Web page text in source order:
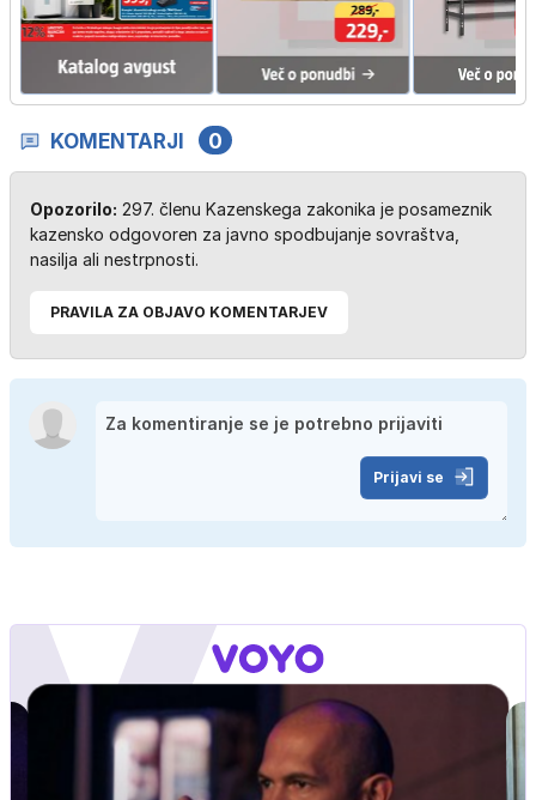
KOMENTARJI 0
Opozorilo: 297. členu Kazenskega zakonika je posameznik
kazensko odgovoren za javno spodbujanje sovraštva,
nasilja ali nestrpnosti.
PRAVILA ZA OBJAVO KOMENTARJEV
Prijavi se